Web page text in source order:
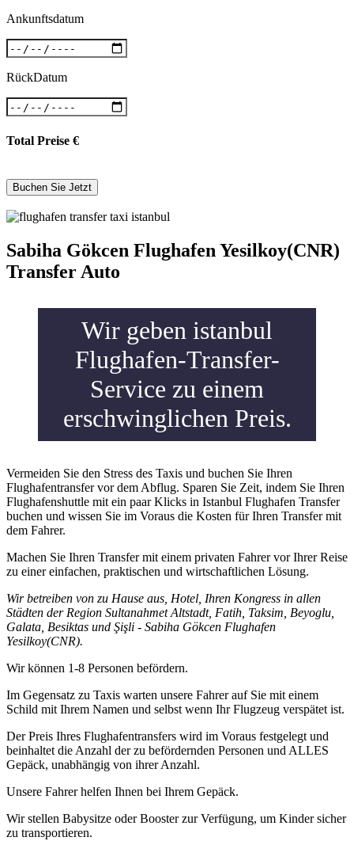
Ankunftsdatum
RückDatum
Total Preise €
Sabiha Gökcen Flughafen Yesilkoy(CNR)
Transfer Auto
Wir geben istanbul
Flughafen-Transfer-
Service zu einem
erschwinglichen Preis.
Vermeiden Sie den Stress des Taxis und buchen Sie Ihren
Flughafentransfer vor dem Abflug. Sparen Sie Zeit, indem Sie Ihren
Flughafenshuttle mit ein paar Klicks in Istanbul Flughafen Transfer
buchen und wissen Sie im Voraus die Kosten für Ihren Transfer mit
dem Fahrer.
Machen Sie Ihren Transfer mit einem privaten Fahrer vor Ihrer Reise
zu einer einfachen, praktischen und wirtschaftlichen Lösung.
Wir betreiben von zu Hause aus, Hotel, Ihren Kongress in allen
Städten der Region Sultanahmet Altstadt, Fatih, Taksim, Beyoglu,
Galata, Besiktas und Şişli - Sabiha Gökcen Flughafen
Yesilkoy(CNR).
Wir können 1-8 Personen befördern.
Im Gegensatz zu Taxis warten unsere Fahrer auf Sie mit einem
Schild mit Ihrem Namen und selbst wenn Ihr Flugzeug verspätet ist.
Der Preis Ihres Flughafentransfers wird im Voraus festgelegt und
beinhaltet die Anzahl der zu befördernden Personen und ALLES
Gepäck, unabhängig von ihrer Anzahl.
Unsere Fahrer helfen Ihnen bei Ihrem Gepäck.
Wir stellen Babysitze oder Booster zur Verfügung, um Kinder sicher
zu transportieren.